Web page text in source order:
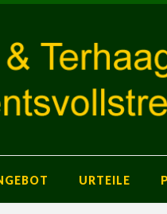
URTEILE